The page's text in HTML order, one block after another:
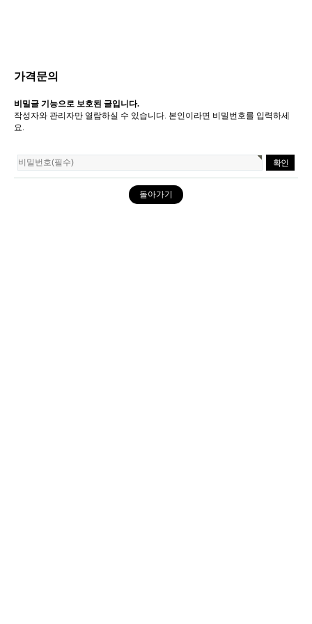
가격문의
비밀글 기능으로 보호된 글입니다.
작성자와 관리자만 열람하실 수 있습니다. 본인이라면 비밀번호를 입력하세
요.
돌아가기